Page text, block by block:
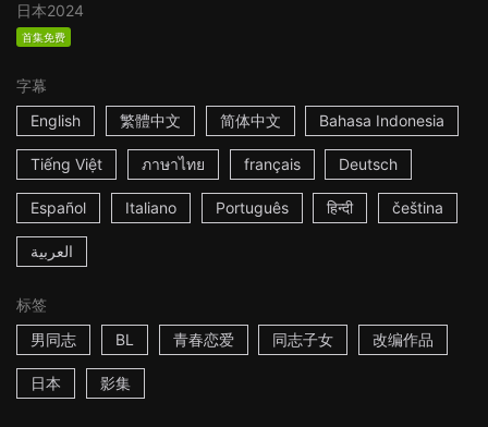
日本2024
首集免费
字幕
English
繁體中文 简体中文 Bahasa Indonesia
Tiếng Việt ภาษาไทย français Deutsch
Español Italiano Português हिन्दी čeština
العربية
标签
男同志
BL 青春恋爱 同志子女 改编作品
日本 影集